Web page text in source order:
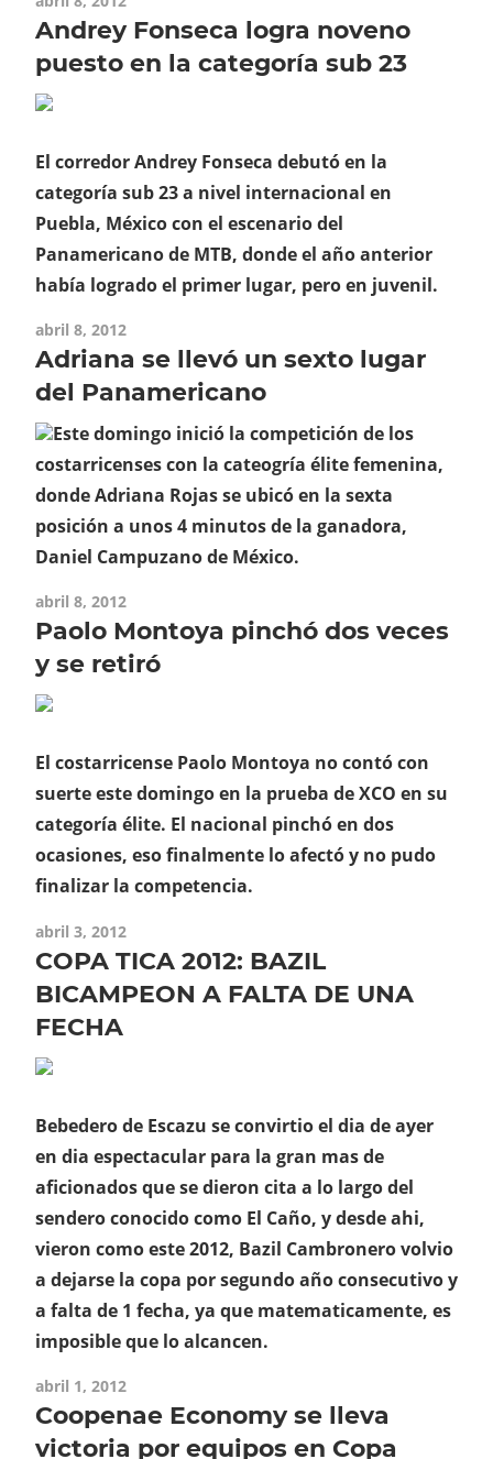
Andrey Fonseca logra noveno
puesto en la categoría sub 23
El corredor Andrey Fonseca debutó en la
categoría sub 23 a nivel internacional en
Puebla, México con el escenario del
Panamericano de MTB, donde el año anterior
había logrado el primer lugar, pero en juvenil.
abril 8, 2012
Adriana se llevó un sexto lugar
del Panamericano
Este domingo inició la competición de los
costarricenses con la cateogría élite femenina,
donde Adriana Rojas se ubicó en la sexta
posición a unos 4 minutos de la ganadora,
Daniel Campuzano de México.
abril 8, 2012
Paolo Montoya pinchó dos veces
y se retiró
El costarricense Paolo Montoya no contó con
suerte este domingo en la prueba de XCO en su
categoría élite. El nacional pinchó en dos
ocasiones, eso finalmente lo afectó y no pudo
finalizar la competencia.
abril 3, 2012
COPA TICA 2012: BAZIL
BICAMPEON A FALTA DE UNA
FECHA
Bebedero de Escazu se convirtio el dia de ayer
en dia espectacular para la gran mas de
aficionados que se dieron cita a lo largo del
sendero conocido como El Caño, y desde ahi,
vieron como este 2012, Bazil Cambronero volvio
a dejarse la copa por segundo año consecutivo y
a falta de 1 fecha, ya que matematicamente, es
imposible que lo alcancen.
abril 1, 2012
Coopenae Economy se lleva
victoria por equipos en Copa